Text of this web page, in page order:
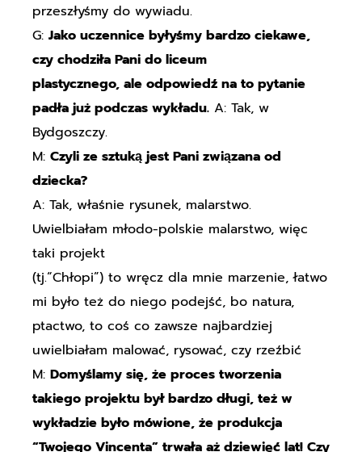
przeszłyśmy do wywiadu.
G: Jako uczennice byłyśmy bardzo ciekawe,
czy chodziła Pani do liceum
plastycznego, ale odpowiedź na to pytanie
padła już podczas wykładu. A: Tak, w
Bydgoszczy.
M: Czyli ze sztuką jest Pani związana od
dziecka?
A: Tak, właśnie rysunek, malarstwo.
Uwielbiałam młodo-polskie malarstwo, więc
taki projekt
(tj.“Chłopi”) to wręcz dla mnie marzenie, łatwo
mi było też do niego podejść, bo natura,
ptactwo, to coś co zawsze najbardziej
uwielbiałam malować, rysować, czy rzeźbić
M: Domyślamy się, że proces tworzenia
takiego projektu był bardzo długi, też w
wykładzie było mówione, że produkcja
“Twojego Vincenta” trwała aż dziewięć lat! Czy